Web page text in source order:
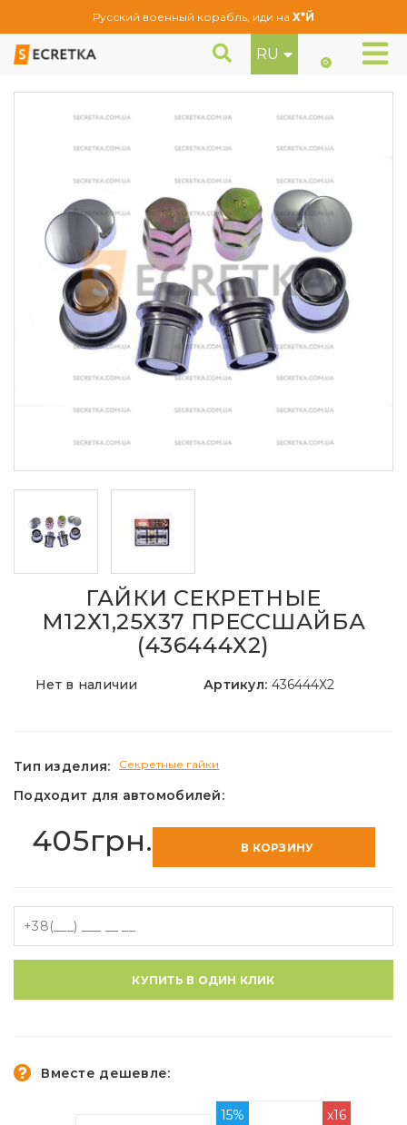
Русский военный корабль, иди на Х*Й
RU 0
Секретки
ГАЙКИ СЕКРЕТНЫЕ
М12Х1,25Х37 ПРЕССШАЙБА
(436444Х2)
Нет в наличии Артикул: 436444Х2
Тип изделия: Секретные гайки
Подходит для автомобилей:
405грн. В КОРЗИНУ
КУПИТЬ В ОДИН КЛИК
Вместе дешевле:
15% x16